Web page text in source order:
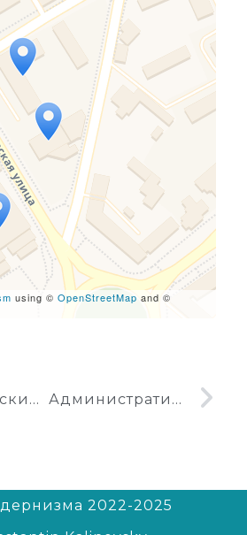
Map is loading...
see this after your
is loaded completely,
files are missing.
using © OpenStreetMap and ©
Куйбышевский рынок в Симферополе Административное здание в Симферополе
2022-2025